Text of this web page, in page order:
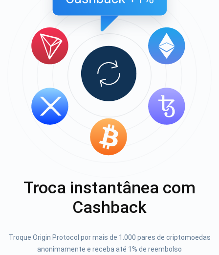
Troca instantânea com
Cashback
Troque Origin Protocol por mais de 1.000 pares de criptomoedas
anonimamente e receba até 1% de reembolso